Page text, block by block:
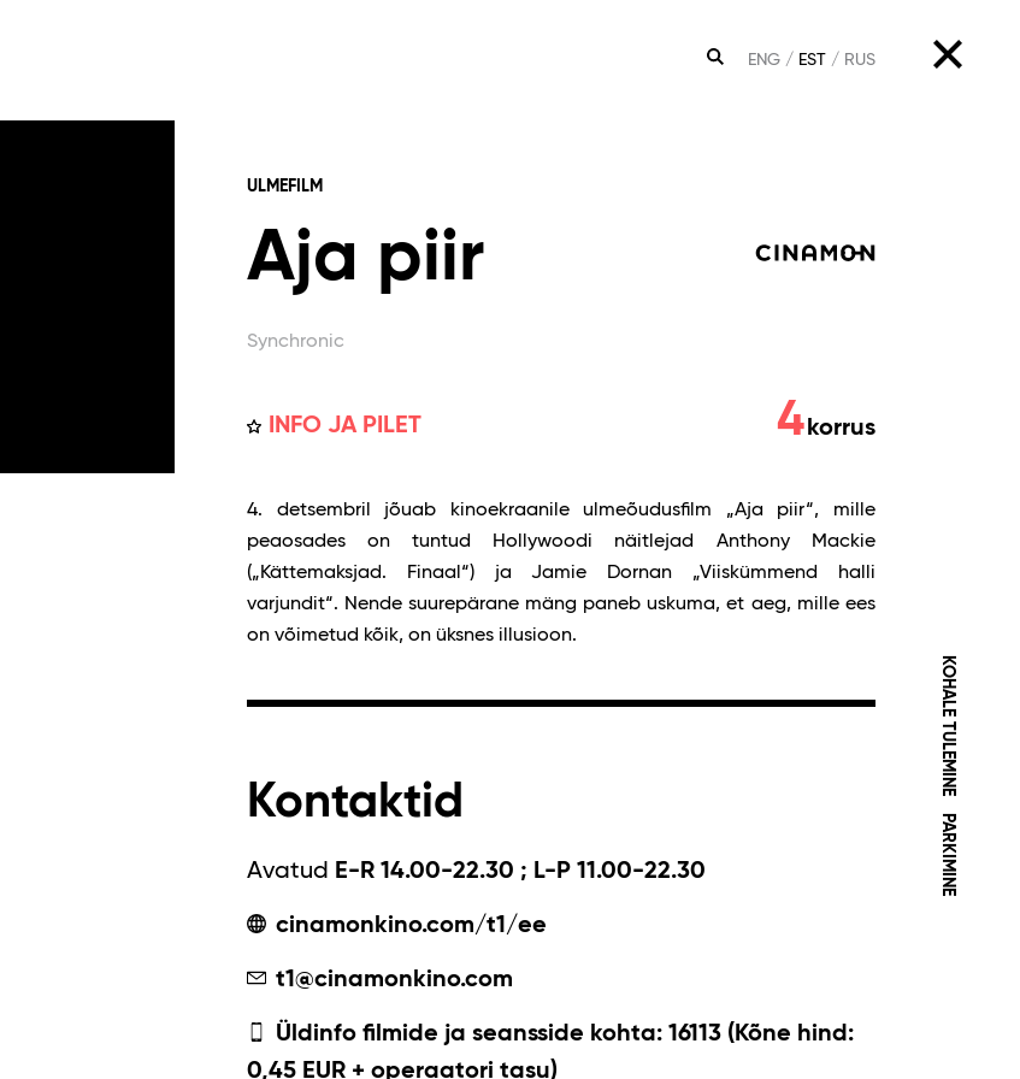
OTSING
ENG EST RUS
KOHALE TULEMINE
PARKIMINE
ULMEFILM
Aja piir
Synchronic
INFO JA PILET 4korrus
4. detsembril jõuab kinoekraanile ulmeõudusfilm „Aja piir“, mille
peaosades on tuntud Hollywoodi näitlejad Anthony Mackie
(„Kättemaksjad. Finaal“) ja Jamie Dornan „Viiskümmend halli
varjundit“. Nende suurepärane mäng paneb uskuma, et aeg, mille ees
on võimetud kõik, on üksnes illusioon.
Kontaktid
Avatud E-R 14.00-22.30 ; L-P 11.00-22.30
cinamonkino.com/t1/ee
t1@cinamonkino.com
Üldinfo filmide ja seansside kohta: 16113 (Kõne hind:
0,45 EUR + operaatori tasu)